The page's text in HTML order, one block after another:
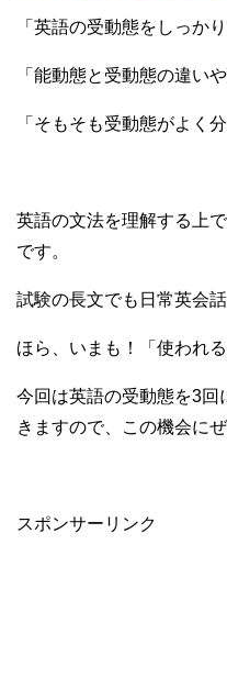
「英語の受動態をしっか
「能動態と受動態の違い
「そもそも受動態がよく
英語の文法を理解する上
です。
試験の長文でも日常英会
ほら、いまも！「使われる
今回は英語の受動態を3回
きますので、この機会に
スポンサーリンク